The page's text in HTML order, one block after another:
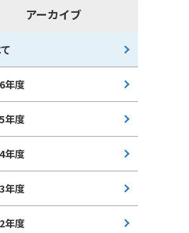
アーカイブ
年度
年度
年度
年度
年度